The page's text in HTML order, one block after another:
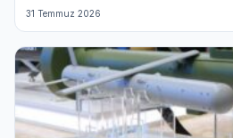
31 Temmuz 2026